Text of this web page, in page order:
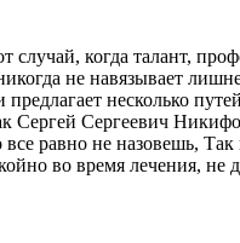
когда талант,
не навязывает
несколько
Сергей Сергеевич
равно не назовешь,
во время лечения,